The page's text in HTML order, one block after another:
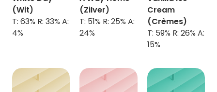
(Wit)
T: 63% R: 33% A:
4%
(Zilver)
T: 51% R: 25% A:
24%
Cream
(Crèmes)
T: 59% R: 26% A:
15%